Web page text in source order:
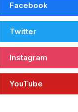
Facebook
Twitter
Instagram
YouTube